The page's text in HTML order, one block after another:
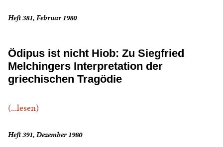
Heft 381, Februar 1980
Ödipus ist nicht Hiob: Zu Siegfried
Melchingers Interpretation der
griechischen Tragödie
(...lesen)
Heft 391, Dezember 1980